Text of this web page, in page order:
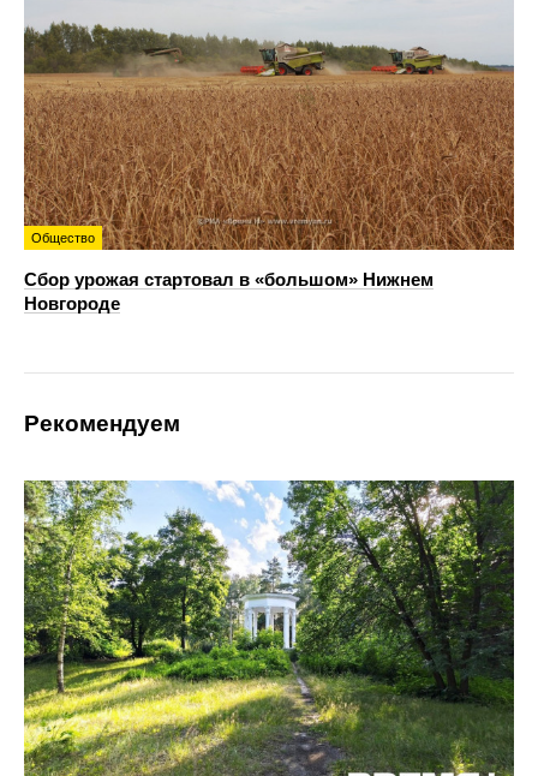
Общество
Сбор урожая стартовал в «большом» Нижнем
Новгороде
Рекомендуем